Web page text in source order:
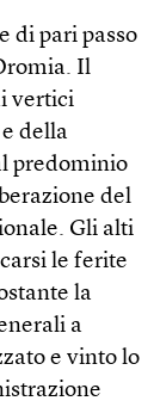
di pari passo
Il
vertici
della
predominio
del
Gli alti
le ferite
la
a
e vinto lo